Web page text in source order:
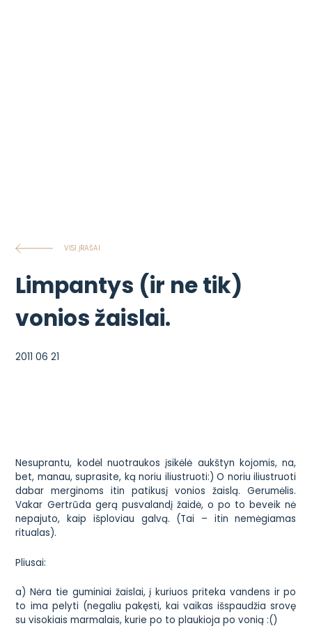
VISI ĮRAŠAI
Limpantys (ir ne tik)
vonios žaislai.
2011 06 21
Nesuprantu, kodėl nuotraukos įsikėlė aukštyn kojomis, na,
bet, manau, suprasite, ką noriu iliustruoti:) O noriu iliustruoti
dabar merginoms itin patikusį vonios žaislą. Gerumėlis.
Vakar Gertrūda gerą pusvalandį žaidė, o po to beveik nė
nepajuto, kaip išploviau galvą. (Tai – itin nemėgiamas
ritualas).
Pliusai:
a) Nėra tie guminiai žaislai, į kuriuos priteka vandens ir po
to ima pelyti (negaliu pakęsti, kai vaikas išspaudžia srovę
su visokiais marmalais, kurie po to plaukioja po vonią :()